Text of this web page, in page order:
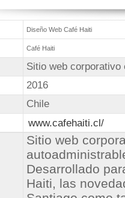
Diseño Web Café Haiti
Café Haiti
Sitio web corporativo
2016
Chile
www.cafehaiti.cl/
Sitio web
Desarrollado
Haiti, las